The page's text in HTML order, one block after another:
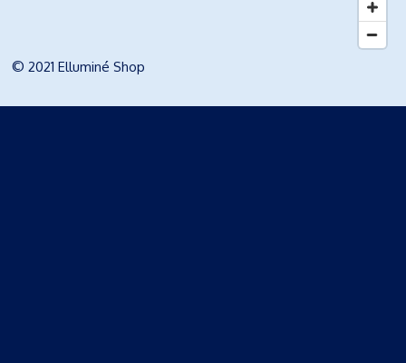
© 2021 Elluminé Shop